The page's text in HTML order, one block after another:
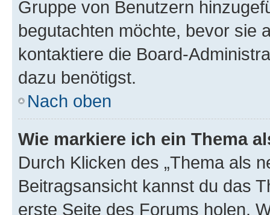
Gruppe von Benutzern
begutachten möchte, bevor sie
kontaktiere die Board-
dazu benötigst.
Nach oben
Wie markiere ich ein Thema
Durch Klicken des „Thema als
Beitragsansicht kannst du das
erste Seite des Forums holen.